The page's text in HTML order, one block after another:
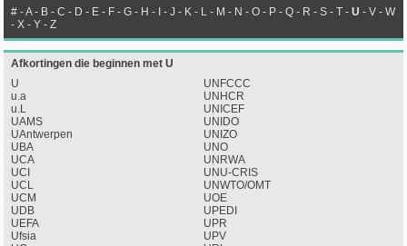
# -A- B -C - D - E - F -G - H - -J - K - L - M - N -O - P -Q - R -S -T -U -V -W
-X -Y -Z
Afkortingen die beginnen met U
U
u.a
u.L
UAMS
UAntwerpen
UBA
UCA
UCI
UCL
UCM
UDB
UEFA
Ufsia
UNFCCC
UNHCR
UNICEF
UNIDO
UNIZO
UNO
UNRWA
UNU-CRIS
UNWTO/OMT
UOE
UPEDI
UPR
UPV